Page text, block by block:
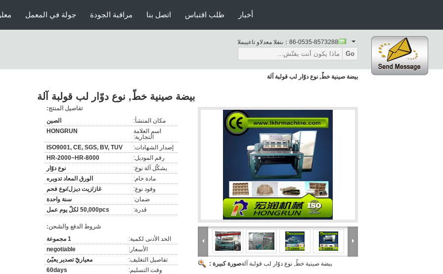
جولة في المعمل مراقبة الجودة اتصل بنا طلب اقتباس أخبار
المبيعات والدعم الفنى： 86-0535-8573288
Go
بيضة صينية خطّ, نوع دوّار لب قولبة آلة
بيضة صينية خطّ, نوع دوّار لب قولبة آلة
صورة كبيرة :بيضة صينية خطّ, نوع دوّار لب قولبة آلة
تفاصيل المنتج:
مكان المنشأ:
الصين
اسم العلامة
التجارية:
HONGRUN
إصدار الشهادات:
ISO9001, CE, SGS, BV, TUV
رقم الموديل:
HR-2000~HR-8000
يشكّل آلة نوع:
نوع دوّار
مادة خام:
الورق المعاد تدويره
وقود نوع:
غاز/زيت ديزل/نوع فحم
ضمان:
سنة واحدة
قدرة:
50,000pcs لكلّ يوم عمل
شروط الدفع والشحن:
الحد الأدنى لكمية:
1 مجموعة
الأسعار:
negotiable
تفاصيل التغليف:
معياريّ تصدير يعبّئ
وقت التسليم:
60days